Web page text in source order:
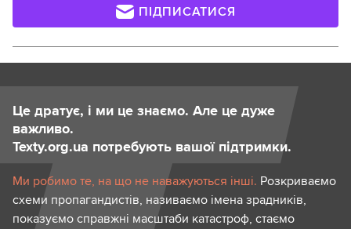
ПІДПИСАТИСЯ
Це дратує, і ми це знаємо. Але це дуже
важливо.
Texty.org.ua потребують вашої підтримки.
Ми робимо те, на що не наважуються інші. Розкриваємо
схеми пропагандистів, називаємо імена зрадників,
показуємо справжні масштаби катастроф, стаємо